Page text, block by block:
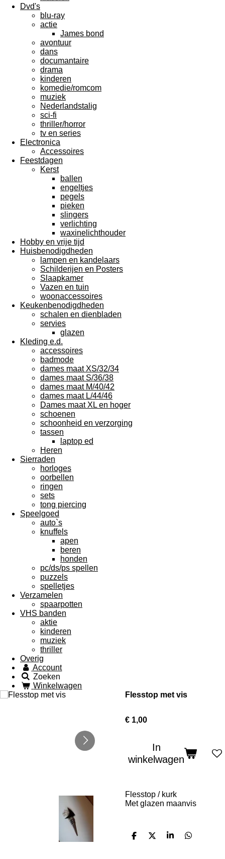
Dvd's
blu-ray
actie
James bond
avontuur
dans
documantaire
drama
kinderen
komedie/romcom
muziek
Nederlandstalig
sci-fi
thriller/horror
tv en series
Electronica
Accessoires
Feestdagen
Kerst
ballen
engeltjes
pegels
pieken
slingers
verlichting
waxinelichthouder
Hobby en vrije tijd
Huisbenodigdheden
lampen en kandelaars
Schilderijen en Posters
Slaapkamer
Vazen en tuin
woonaccessoires
Keukenbenodigdheden
schalen en dienbladen
servies
glazen
Kleding e.d.
accessoires
badmode
dames maat XS/32/34
dames maat S/36/38
dames maat M/40/42
dames maat L/44/46
Dames maat XL en hoger
schoenen
schoonheid en verzorging
tassen
laptop ed
Heren
Sierraden
horloges
oorbellen
ringen
sets
tong piercing
Speelgoed
auto`s
knuffels
apen
beren
honden
pc/ds/ps spellen
puzzels
spelletjes
Verzamelen
spaarpotten
VHS banden
aktie
kinderen
muziek
thriller
Overig
Account
Zoeken
Winkelwagen
Flesstop met vis
€ 1,00
In
winkelwagen
Flesstop / kurk
Met glazen maanvis
D
D
S
D